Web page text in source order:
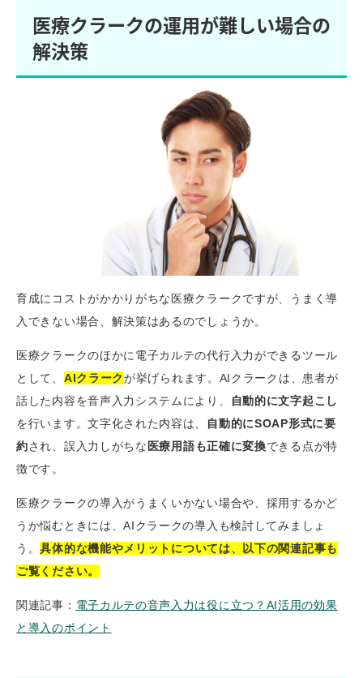
医療クラークの運用が難しい場合の
解決策
育成にコストがかかりがちな医療クラークですが、うまく導
入できない場合、解決策はあるのでしょうか。
医療クラークのほかに電子カルテの代行入力ができるツール
として、 AIクラークが挙げられます。AIクラークは、患者が
話した内容を音声入力システムにより、
自動的に文字起こし
を行います。文字化された内容は、
自動的にSOAP形式に要
約され、誤入力しがちな 医療用語も正確に変換できる点が特
徴です。
医療クラークの導入がうまくいかない場合や、採用するかど
うか悩むときには、AIクラークの導入も検討してみましょ
う。具体的な機能やメリットについては、以下の関連記事も
ご覧ください。
関連記事： 電子カルテの音声入力は役に立つ？AI活用の効果
と導入のポイント